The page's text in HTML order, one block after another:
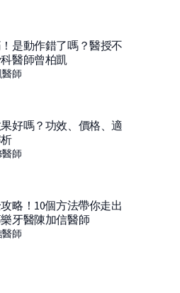
是動作錯了嗎？醫授不
醫師曾柏凱
醫師
好嗎？功效、價格、適
醫師
略！10個方法帶你走出
牙醫陳加信醫師
醫師